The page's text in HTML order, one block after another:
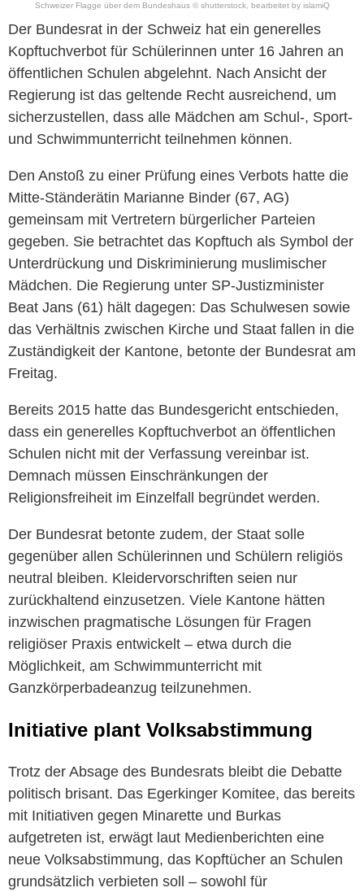
Schweizer Flagge über dem Bundeshaus © shutterstock, bearbeitet by islamiQ
Der Bundesrat in der Schweiz hat ein generelles
Kopftuchverbot für Schülerinnen unter 16 Jahren an
öffentlichen Schulen abgelehnt. Nach Ansicht der
Regierung ist das geltende Recht ausreichend, um
sicherzustellen, dass alle Mädchen am Schul-, Sport-
und Schwimmunterricht teilnehmen können.
Den Anstoß zu einer Prüfung eines Verbots hatte die
Mitte-Ständerätin Marianne Binder (67, AG)
gemeinsam mit Vertretern bürgerlicher Parteien
gegeben. Sie betrachtet das Kopftuch als Symbol der
Unterdrückung und Diskriminierung muslimischer
Mädchen. Die Regierung unter SP-Justizminister
Beat Jans (61) hält dagegen: Das Schulwesen sowie
das Verhältnis zwischen Kirche und Staat fallen in die
Zuständigkeit der Kantone, betonte der Bundesrat am
Freitag.
Bereits 2015 hatte das Bundesgericht entschieden,
dass ein generelles Kopftuchverbot an öffentlichen
Schulen nicht mit der Verfassung vereinbar ist.
Demnach müssen Einschränkungen der
Religionsfreiheit im Einzelfall begründet werden.
Der Bundesrat betonte zudem, der Staat solle
gegenüber allen Schülerinnen und Schülern religiös
neutral bleiben. Kleidervorschriften seien nur
zurückhaltend einzusetzen. Viele Kantone hätten
inzwischen pragmatische Lösungen für Fragen
religiöser Praxis entwickelt – etwa durch die
Möglichkeit, am Schwimmunterricht mit
Ganzkörperbadeanzug teilzunehmen.
Initiative plant Volksabstimmung
Trotz der Absage des Bundesrats bleibt die Debatte
politisch brisant. Das Egerkinger Komitee, das bereits
mit Initiativen gegen Minarette und Burkas
aufgetreten ist, erwägt laut Medienberichten eine
neue Volksabstimmung, das Kopftücher an Schulen
grundsätzlich verbieten soll – sowohl für